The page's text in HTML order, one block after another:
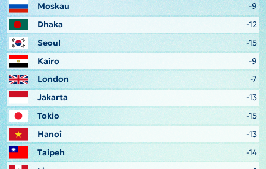
Moskau
-9
Dhaka
-12
Seoul
-15
Kairo
-9
London
-7
Jakarta
-13
Tokio
-15
Hanoi
-13
Taipeh
-14